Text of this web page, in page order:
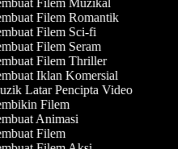
Filem Muzikal
Filem Romantik
Filem Sci-fi
Filem Seram
Filem Thriller
Iklan Komersial
Latar Pencipta Video
Filem
Animasi
Filem